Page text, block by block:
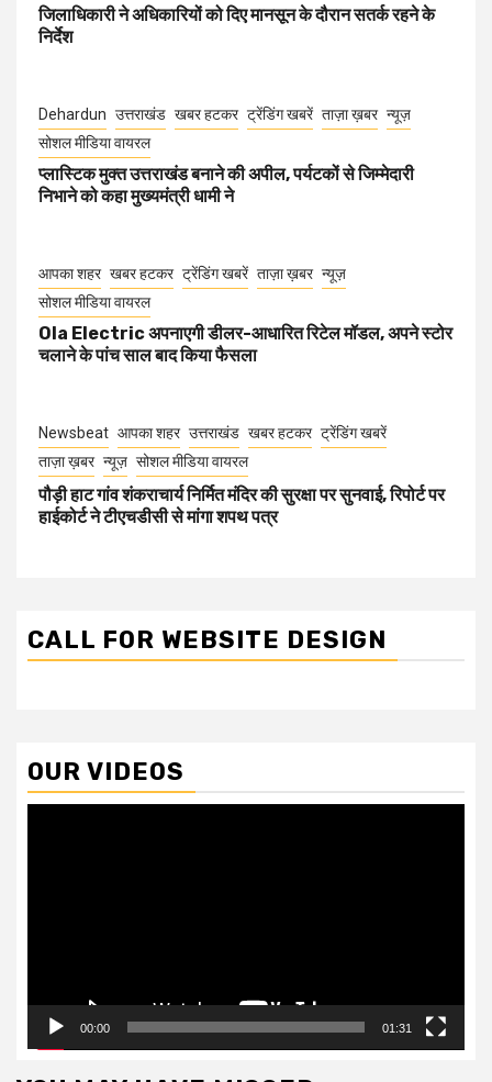
जिलाधिकारी ने अधिकारियों को दिए मानसून के दौरान सतर्क रहने के
निर्देश
Dehardun उत्तराखंड खबर हटकर ट्रेंडिंग खबरें ताज़ा ख़बर न्यूज़
सोशल मीडिया वायरल
प्लास्टिक मुक्त उत्तराखंड बनाने की अपील, पर्यटकों से जिम्मेदारी
निभाने को कहा मुख्यमंत्री धामी ने
आपका शहर खबर हटकर ट्रेंडिंग खबरें ताज़ा ख़बर न्यूज़
सोशल मीडिया वायरल
Ola Electric अपनाएगी डीलर-आधारित रिटेल मॉडल, अपने स्टोर
चलाने के पांच साल बाद किया फैसला
Newsbeat आपका शहर उत्तराखंड खबर हटकर ट्रेंडिंग खबरें
ताज़ा ख़बर न्यूज़ सोशल मीडिया वायरल
पौड़ी हाट गांव शंकराचार्य निर्मित मंदिर की सुरक्षा पर सुनवाई, रिपोर्ट पर
हाईकोर्ट ने टीएचडीसी से मांगा शपथ पत्र
CALL FOR WEBSITE DESIGN
OUR VIDEOS
00:00 01:31